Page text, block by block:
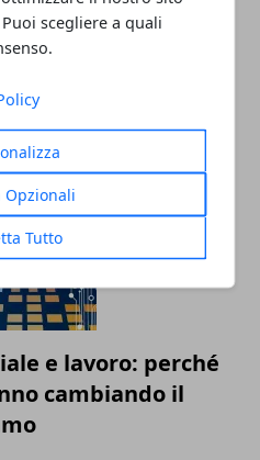
scegliere a quali
Opzionali
Tutto
sociale: un
e lavoro: perché
cambiando il